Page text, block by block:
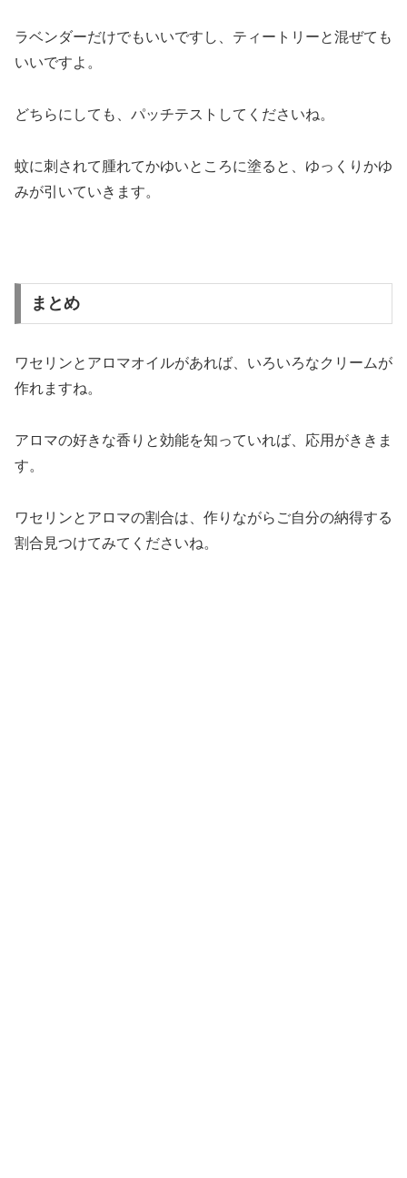
ラベンダーだけでもいいですし、ティートリーと混ぜても
いいですよ。
どちらにしても、パッチテストしてくださいね。
蚊に刺されて腫れてかゆいところに塗ると、ゆっくりかゆ
みが引いていきます。
まとめ
ワセリンとアロマオイルがあれば、いろいろなクリームが
作れますね。
アロマの好きな香りと効能を知っていれば、応用がききま
す。
ワセリンとアロマの割合は、作りながらご自分の納得する
割合見つけてみてくださいね。